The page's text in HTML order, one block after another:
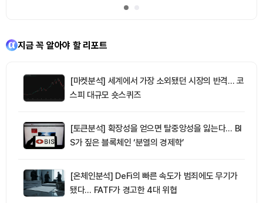
지금 꼭 알아야 할 리포트
[마켓분석] 세계에서 가장 소외됐던 시장의 반격… 코
스피 대규모 숏스퀴즈
[토큰분석] 확장성을 얻으면 탈중앙성을 잃는다… BI
S가 짚은 블록체인 ‘분열의 경제학’
[온체인분석] DeFi의 빠른 속도가 범죄에도 무기가
됐다… FATF가 경고한 4대 위협